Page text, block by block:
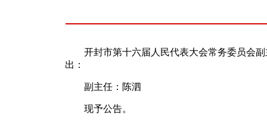
开封市第十六届人民代表大会常务委员会副
出：
副主任：陈泗
现予公告。